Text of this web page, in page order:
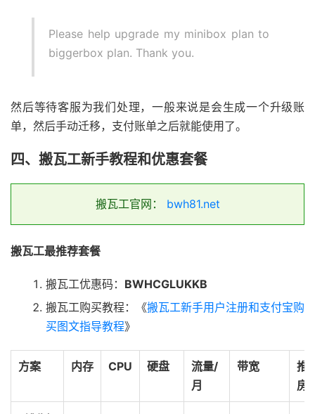
Please help upgrade my minibox plan to
biggerbox plan. Thank you.
然后等待客服为我们处理，一般来说是会生成一个升级账
单，然后手动迁移，支付账单之后就能使用了。
四、搬瓦工新手教程和优惠套餐
搬瓦工官网： bwh81.net
搬瓦工最推荐套餐
搬瓦工优惠码： BWHCGLUKKB
搬瓦工购买教程：《搬瓦工新手用户注册和支付宝购
买图文指导教程》
方案 内存 CPU 硬盘
流量/
月
带宽
推
房